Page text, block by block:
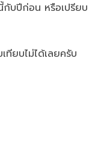
กับปีก่อน หรือเปรียบ
ทียบไม่ได้เลยครับ